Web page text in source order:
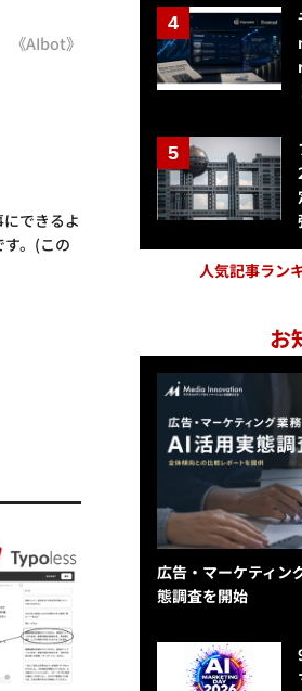
《AIbot》
できるよ
。(この
人気記事ラン
お
広告・マーケティン
態調査を開始